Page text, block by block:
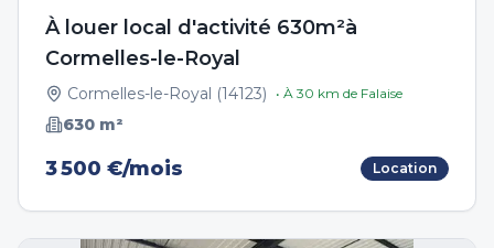
À louer local d'activité 630m²à
Cormelles-le-Royal
Cormelles-le-Royal (14123) • À 30 km de Falaise
630 m²
3 500 €/mois Location